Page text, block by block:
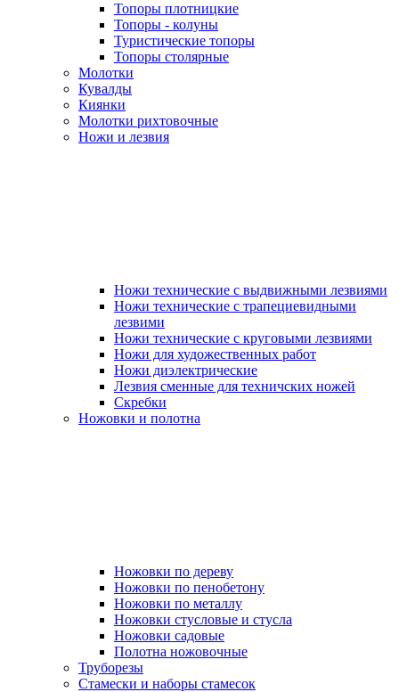
Топоры плотницкие
Топоры - колуны
Туристические топоры
Топоры столярные
Молотки
Кувалды
Киянки
Молотки рихтовочные
Ножи и лезвия
Ножи технические с выдвижными лезвиями
Ножи технические с трапециевидными
лезвими
Ножи технические с круговыми лезвиями
Ножи для художественных работ
Ножи диэлектрические
Лезвия сменные для техничских ножей
Скребки
Ножовки и полотна
Ножовки по дереву
Ножовки по пенобетону
Ножовки по металлу
Ножовки стусловые и стусла
Ножовки садовые
Полотна ножовочные
Труборезы
Стамески и наборы стамесок